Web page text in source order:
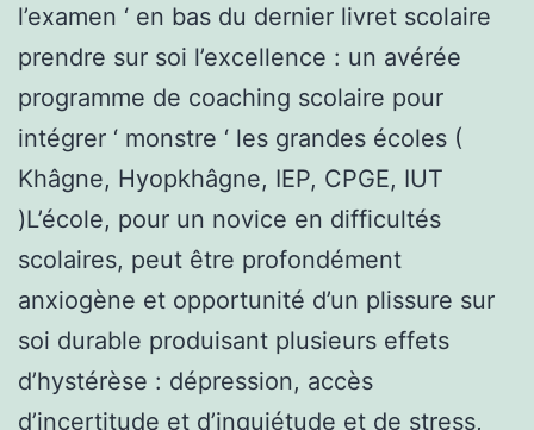
l’examen ‘ en bas du dernier livret scolaire
prendre sur soi l’excellence : un avérée
programme de coaching scolaire pour
intégrer ‘ monstre ‘ les grandes écoles (
Khâgne, Hyopkhâgne, IEP, CPGE, IUT
)L’école, pour un novice en difficultés
scolaires, peut être profondément
anxiogène et opportunité d’un plissure sur
soi durable produisant plusieurs effets
d’hystérèse : dépression, accès
d’incertitude et d’inquiétude et de stress,